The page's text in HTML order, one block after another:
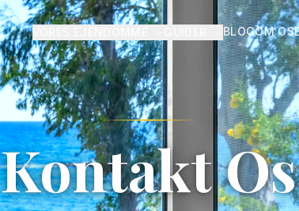
VORES EJENDOMME BLOGOM OS
Kontakt Os